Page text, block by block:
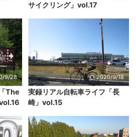
サイクリング」vol.17
9/28
The
2020/9/18
実録リアル自転車ライフ「長
崎」vol.15